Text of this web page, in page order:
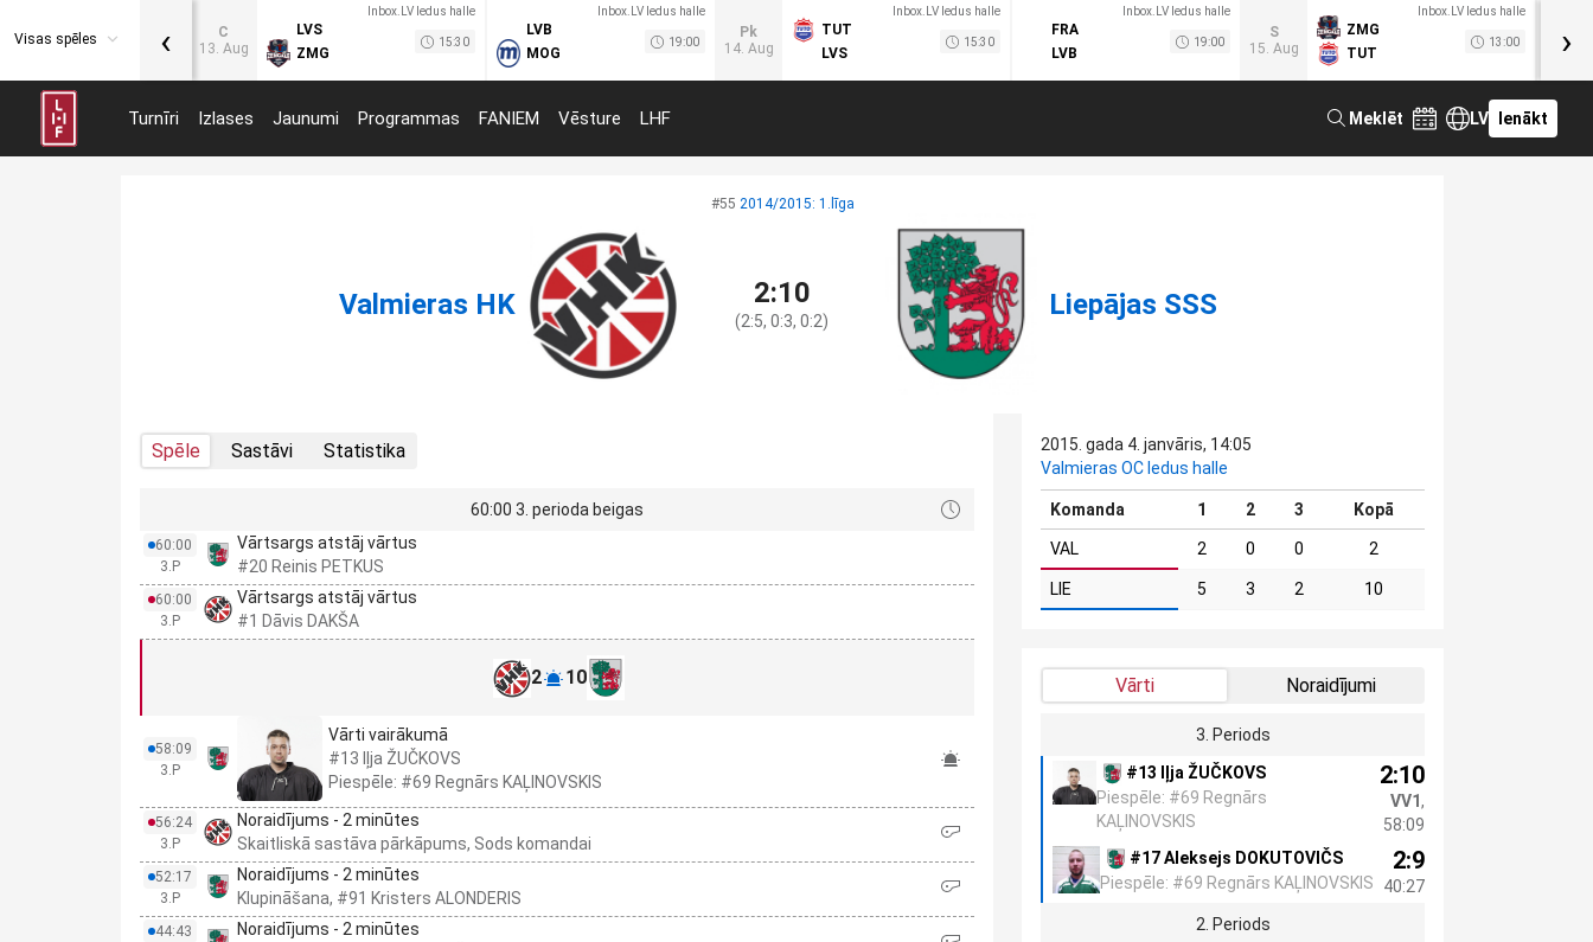
Visas spēles
C
13. Aug
Inbox.LV ledus halle
LVS
ZMG
15:30
Inbox.LV ledus halle
LVB
MOG
19:00
Pk
14. Aug
Inbox.LV ledus halle
TUT
LVS
15:30
Inbox.LV ledus halle
FRA
LVB
19:00
S
15. Aug
Inbox.LV ledus halle
ZMG
TUT
13:00
‹ ›
Turnīri Izlases Jaunumi Programmas FANIEM Vēsture LHF Meklēt LV Ienākt
#55 2014/2015: 1.līga
Valmieras HK 2:10
(2:5, 0:3, 0:2) Liepājas SSS
Spēle Sastāvi Statistika
60:00 3. perioda beigas
60:00
3.P
Vārtsargs atstāj vārtus
#20 Reinis PETKUS
60:00
3.P
Vārtsargs atstāj vārtus
#1 Dāvis DAKŠA
2 10
58:09
3.P
Vārti vairākumā
#13 Iļja ŽUČKOVS
Piespēle: #69 Regnārs KAĻINOVSKIS
56:24
3.P
Noraidījums - 2 minūtes
Skaitliskā sastāva pārkāpums, Sods komandai
52:17
3.P
Noraidījums - 2 minūtes
Klupināšana, #91 Kristers ALONDERIS
44:43
Noraidījums - 2 minūtes
2015. gada 4. janvāris, 14:05
Valmieras OC ledus halle
Komanda 1 2 3 Kopā
VAL 2 0 0 2
LIE 5 3 2 10
Vārti Noraidījumi
3. Periods
#13 Iļja ŽUČKOVS
Piespēle: #69 Regnārs
KAĻINOVSKIS
2:10
VV1,
58:09
#17 Aleksejs DOKUTOVIČS
Piespēle: #69 Regnārs KAĻINOVSKIS
2:9
40:27
2. Periods